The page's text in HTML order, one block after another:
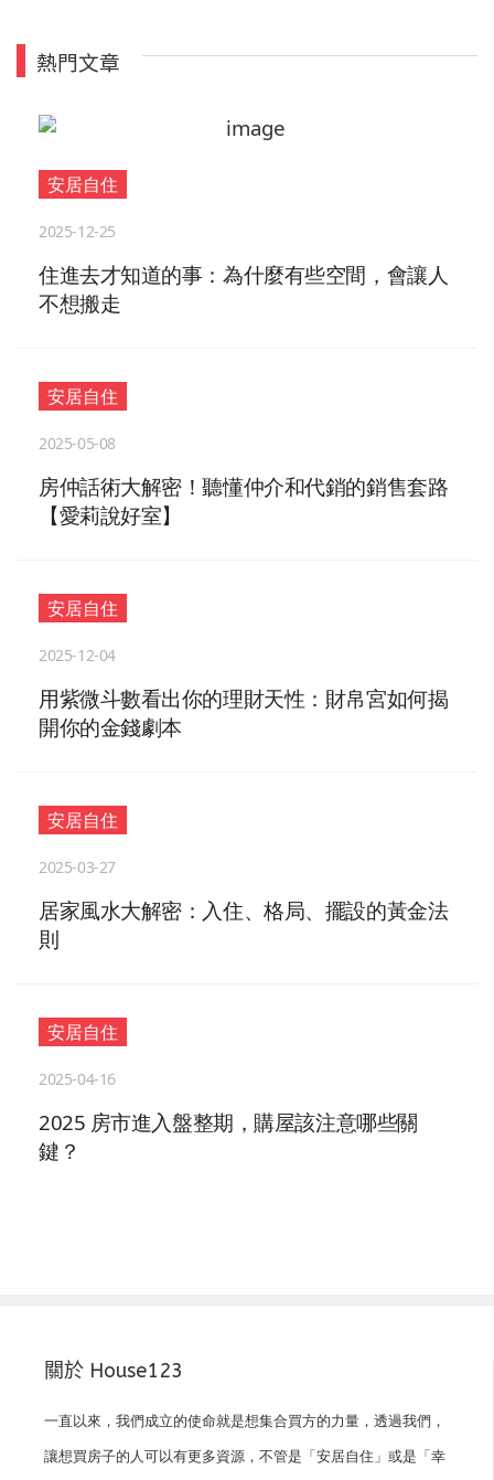
熱門文章
安居自住
2025-12-25
住進去才知道的事：為什麼有些空間，會讓人
不想搬走
安居自住
2025-05-08
房仲話術大解密！聽懂仲介和代銷的銷售套路
【愛莉說好室】
安居自住
2025-12-04
用紫微斗數看出你的理財天性：財帛宮如何揭
開你的金錢劇本
安居自住
2025-03-27
居家風水大解密：入住、格局、擺設的黃金法
則
安居自住
2025-04-16
2025 房市進入盤整期，購屋該注意哪些關
鍵？
關於 House123
一直以來，我們成立的使命就是想集合買方的力量，透過我們，
讓想買房子的人可以有更多資源，不管是「安居自住」或是「幸